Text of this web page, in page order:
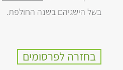
בשל הישגיהם בשנה החולפת.
בחזרה לפרסומים